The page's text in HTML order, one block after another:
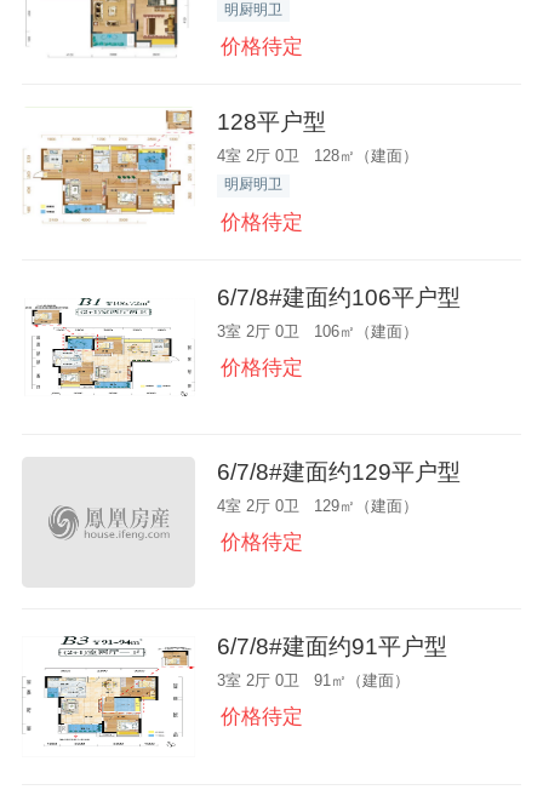
明厨明卫
价格待定
128平户型
4室 2厅 0卫 128㎡（建面）
明厨明卫
价格待定
6/7/8#建面约106平户型
3室 2厅 0卫 106㎡（建面）
价格待定
6/7/8#建面约129平户型
4室 2厅 0卫 129㎡（建面）
价格待定
6/7/8#建面约91平户型
3室 2厅 0卫 91㎡（建面）
价格待定